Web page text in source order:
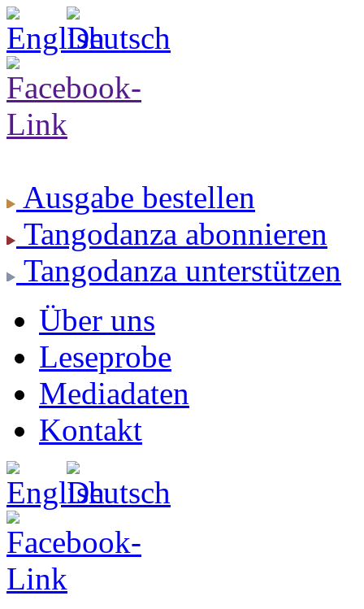
Ausgabe bestellen
Tangodanza abonnieren
Tangodanza unterstützen
Über uns
Leseprobe
Mediadaten
Kontakt